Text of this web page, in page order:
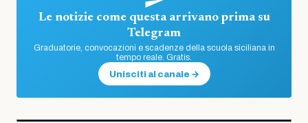
Le notizie come questa arrivano prima su
Telegram
Graduatorie, convocazioni e scadenze della scuola siciliana in
tempo reale. Gratis.
Unisciti al canale →